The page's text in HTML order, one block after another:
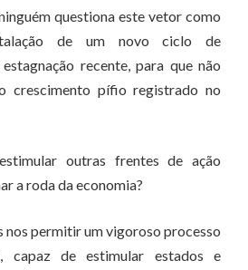
questiona este vetor como
de um novo ciclo de
recente, para que não
crescimento pífio registrado no
outras frentes de ação
a roda da economia?
nos permitir um vigoroso processo
capaz de estimular estados e